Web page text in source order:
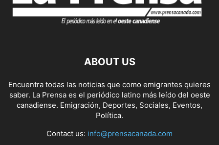
ABOUT US
Encuentra todas las noticias que como emigrantes quieres
saber. La Prensa es el periódico latino más leído del oeste
canadiense. Emigración, Deportes, Sociales, Eventos,
Política.
Contact us: info@prensacanada.com